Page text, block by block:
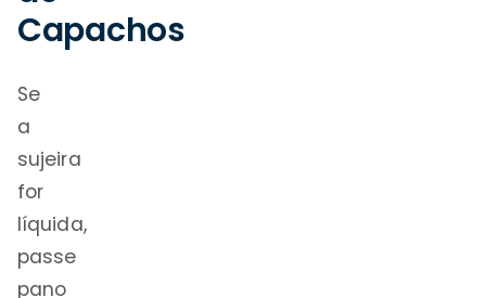
Capachos
Se
a
sujeira
for
líquida,
passe
pano